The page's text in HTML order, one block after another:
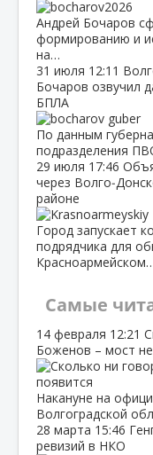
Андрей Бочаров
формированию и
на…
31 июля 12:11
Бочаров озвучил
БПЛА
По данным
подразделения
29 июля 17:46
через
районе
Город запускает
подрядчика для
Самые
14 февраля 12:21
Боженов – мост
Накануне на
Волгоградской
28 марта 15:46
ревизий в НКО